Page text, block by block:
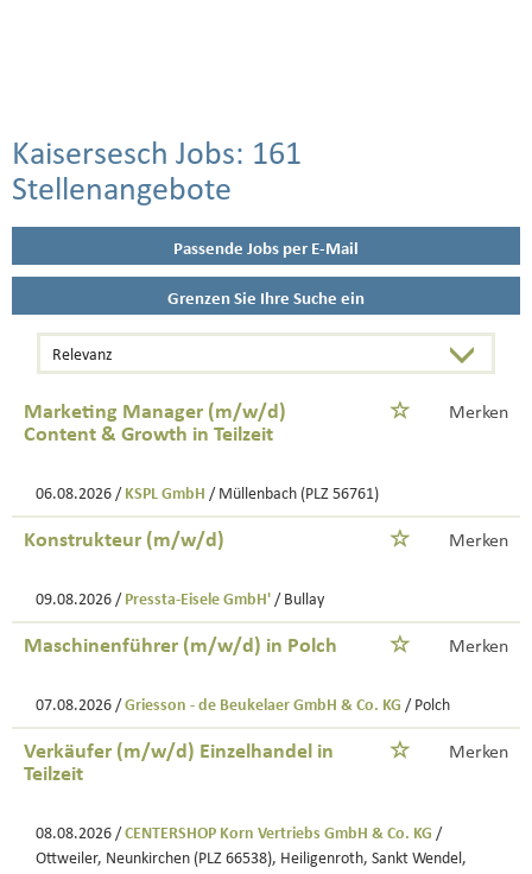
Kaisersesch Jobs: 161
Stellenangebote
Passende Jobs per E-Mail
Grenzen Sie Ihre Suche ein
Marketing Manager (m/w/d)
Content & Growth in Teilzeit
Merken
06.08.2026 / KSPL GmbH / Müllenbach (PLZ 56761)
Konstrukteur (m/w/d) Merken
09.08.2026 / Pressta-Eisele GmbH' / Bullay
Maschinenführer (m/w/d) in Polch Merken
07.08.2026 / Griesson - de Beukelaer GmbH & Co. KG / Polch
Verkäufer (m/w/d) Einzelhandel in
Teilzeit
Merken
08.08.2026 / CENTERSHOP Korn Vertriebs GmbH & Co. KG /
Ottweiler, Neunkirchen (PLZ 66538), Heiligenroth, Sankt Wendel,